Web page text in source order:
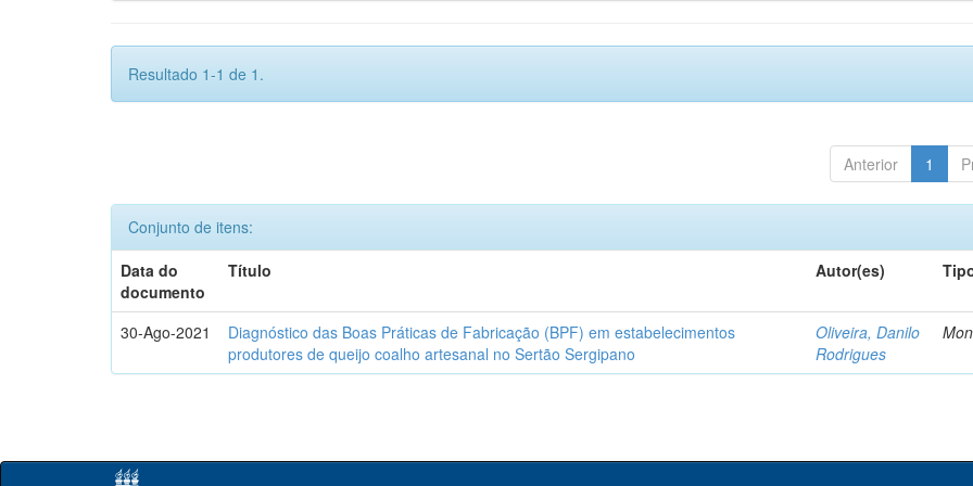
Resultado 1-1 de 1.
Anterior 1
Conjunto de itens:
Data do
documento
Título Autor(es)
30-Ago-2021
Diagnóstico das Boas Práticas de Fabricação (BPF) em estabelecimentos
produtores de queijo coalho artesanal no Sertão Sergipano
Oliveira, Danilo
Rodrigues